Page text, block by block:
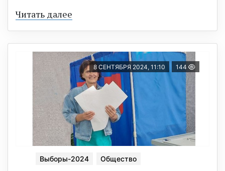
Читать далее
8 СЕНТЯБРЯ 2024, 11:10 144
Выборы-2024 Общество